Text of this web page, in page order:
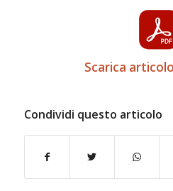
Scarica
Condividi questo articolo